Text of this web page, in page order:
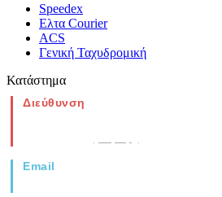
Speedex
Ελτα Courier
ACS
Γενική Ταχυδρομική
Κατάστημα
Διεύθυνση
Email